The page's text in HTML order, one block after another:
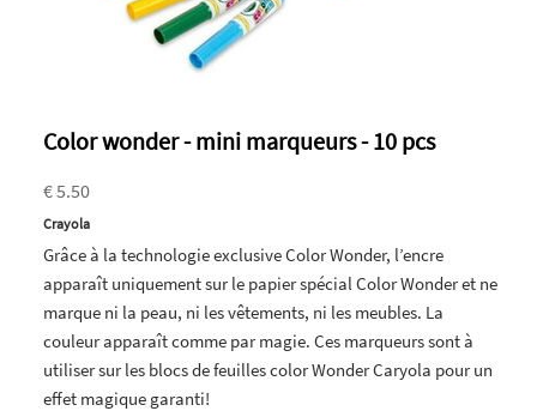
Color wonder - mini marqueurs - 10 pcs
€ 5.50
Crayola
Grâce à la technologie exclusive Color Wonder, l’encre
apparaît uniquement sur le papier spécial Color Wonder et ne
marque ni la peau, ni les vêtements, ni les meubles. La
couleur apparaît comme par magie. Ces marqueurs sont à
utiliser sur les blocs de feuilles color Wonder Caryola pour un
effet magique garanti!